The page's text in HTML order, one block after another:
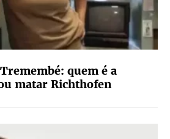
quem é a
matar Richthofen